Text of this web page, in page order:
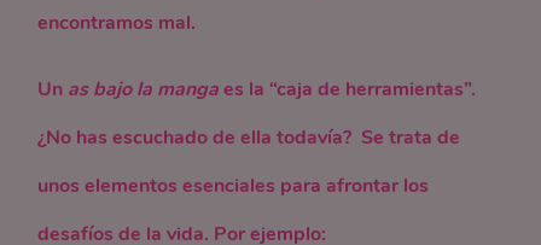
encontramos mal.
Un as bajo la mangaes la “caja de herramientas”.
¿No has escuchado de ella todavía? Se trata de
unos elementos esenciales para afrontar los
desafíos de la vida. Por ejemplo: